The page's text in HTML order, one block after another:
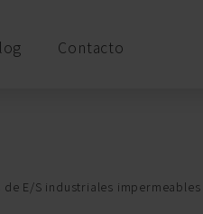
Contacto
de E/S industriales impermeables